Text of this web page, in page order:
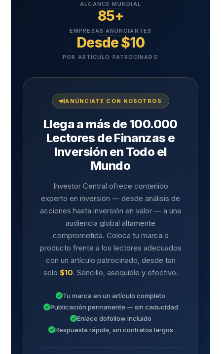
ALCANCE MUNDIAL
85+
EMPRESAS ANUNCIANTES
Desde $10
POR ARTÍCULO PATROCINADO
ANÚNCIATE CON NOSOTROS
Llega a más de 100.000
Lectores de Finanzas e
Inversión en Todo el
Mundo
Investor Central ofrece contenido
experto en inversión — desde análisis de
acciones hasta inversión en valor — a una
audiencia global altamente
comprometida. Coloca tu marca o
producto frente a los lectores adecuados
con un artículo patrocinado, desde tan
solo $10. Sencillo, asequible y efectivo.
Tu marca en un artículo completo
Publicación permanente — sin caducidad
Enlace dofollow incluido
Respuesta rápida, sin contratos largos